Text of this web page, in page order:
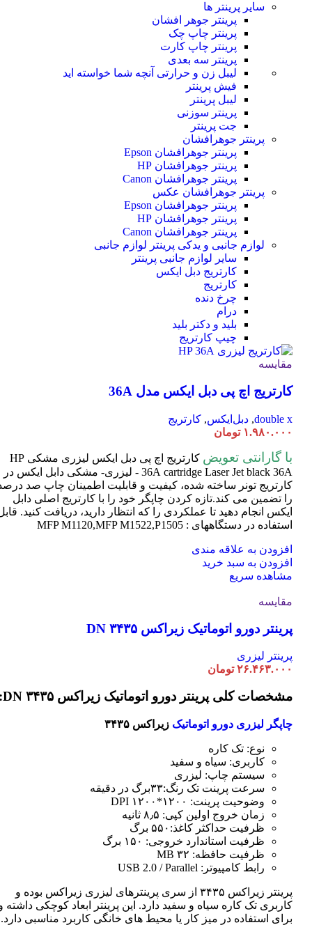
سایر پرینتر ها
پرینتر جوهر افشان
پرینتر چاپ چک
پرینتر چاپ کارت
پرینتر سه بعدی
لیبل زن و حرارتی آنچه شما خواسته اید
فیش پرینتر
لیبل پرینتر
پرینتر سوزنی
جت پرینتر
پرینتر جوهرافشان
پرینتر جوهرافشان Epson
پرینتر جوهرافشان HP
پرینتر جوهرافشان Canon
پرینتر جوهرافشان عکس
پرینتر جوهرافشان Epson
پرینتر جوهرافشان HP
پرینتر جوهرافشان Canon
لوازم جانبی و یدکی پرینتر لوازم جانبی
سایر لوازم جانبی پرینتر
کارتریج دبل ایکس
کارتریج
چرخ دنده
درام
بلید و دکتر بلید
چیپ کارتریج
مقایسه
کارتریج اچ پی دبل ایکس مدل 36A
double x
, دبل‌ایکس, کارتریج
۱.۹۸۰.۰۰۰ تومان
با گارانتی تعویض
کارتریج اچ پی دبل ایکس لیزری مشکی HP
36A cartridge Laser
Jet black 36A - لیزری- مشکی دابل ایکس در
کارتریج تونر ساخته شده، کیفیت و قابلیت اطمینان چاپ صد
را تضمین می کند.تازه کردن چاپگر خود را با کارتریج اصلی دابل
ایکس انجام دهید تا عملکردی را که انتظار دارید، دریافت کنید.
استفاده در دستگاههای : MFP M1120,MFP M1522,P1505
افزودن به علاقه مندی
افزودن به سبد خرید
مشاهده سریع
مقایسه
پرینتر دورو اتوماتیک زیراکس DN ۳۴۳۵
پرینتر لیزری
۲۶.۴۶۳.۰۰۰ تومان
مشخصات کلی پرینتر دورو اتوماتیک زیراکس DN ۳۴۳۵:
چاپگر لیزری دورو اتوماتیک زیراکس ۳۴۳۵
نوع: تک کاره
کاربری: سیاه و سفید
سیستم چاپ: لیزری
سرعت پرینت تک رنگ:۳۳برگ در دقیقه
وضوحیت پرینت: ۱۲۰۰*۱۲۰۰ DPI
زمان خروج اولین کپی: ۸٫۵ ثانیه
ظرفیت حداکثر کاغذ:۵۵۰ برگ
ظرفیت استاندارد خروجی: ۱۵۰ برگ
ظرفیت حافظه: ۳۲ MB
رابط کامپیوتر: USB 2.0 / Parallel
پرینتر زیراکس ۳۴۳۵ از سری پرینترهای لیزری زیراکس بوده و
کاربری تک کاره سیاه و سفید دارد. این پرینتر ابعاد کوچکی داشته
برای استفاده در میز کار یا محیط های خانگی کاربرد مناسبی دارد.